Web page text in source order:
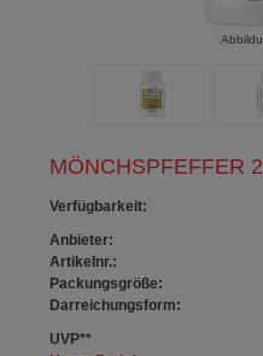
MÖNCHSPFEFFER
Verfügbarkeit:
Anbieter:
Artikelnr.:
Packungsgröße:
Darreichungsform:
UVP**